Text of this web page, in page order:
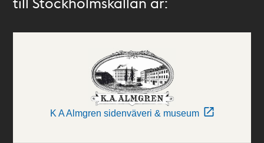
K A Almgren sidenväveri & museum